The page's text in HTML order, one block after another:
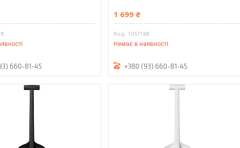
660-81-45
1 699 ₴
1057188
Немає в наявності
+380 (93) 660-81-45